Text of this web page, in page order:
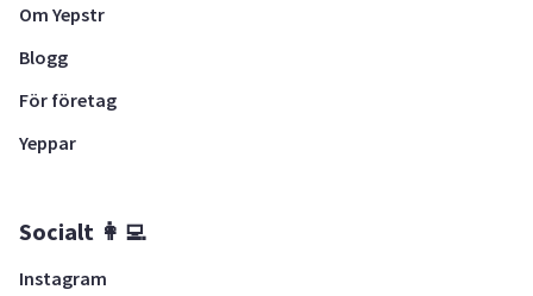
Om Yepstr
Blogg
För företag
Yeppar
Socialt 👩‍💻
Instagram